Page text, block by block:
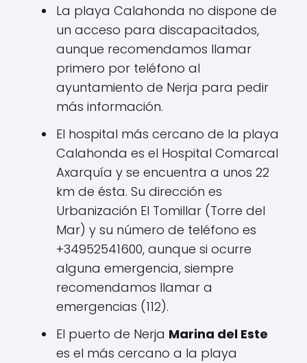
La playa Calahonda no dispone de
un acceso para discapacitados,
aunque recomendamos llamar
primero por teléfono al
ayuntamiento de Nerja para pedir
más información.
El hospital más cercano de la playa
Calahonda es el Hospital Comarcal
Axarquía y se encuentra a unos 22
km de ésta. Su dirección es
Urbanización El Tomillar (Torre del
Mar) y su número de teléfono es
+34952541600, aunque si ocurre
alguna emergencia, siempre
recomendamos llamar a
emergencias (112).
El puerto de Nerja Marina del Este
es el más cercano a la playa